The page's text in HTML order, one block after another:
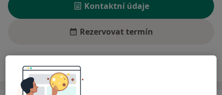
Kontaktní údaje
Rezervovat termín
Zkušenosti Ceník